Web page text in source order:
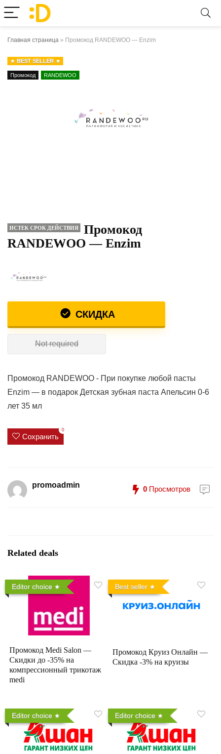
Главная страница » Промокод RANDEWOO — Enzim
BEST SELLER
Промокод RANDEWOO
ИСТЕК СРОК ДЕЙСТВИЯ
Промокод
RANDEWOO — Enzim
СКИДКА
Not required
Промокод RANDEWOO - При покупке любой пасты
Enzim — в подарок Детская зубная паста Апельсин 0-6
лет 35 мл
Сохранить
0
promoadmin 0 Просмотров
Related deals
Editor choice
Промокод Medi Salon —
Скидки до -35% на
компрессионный трикотаж
medi
Best seller
Промокод Круиз Онлайн —
Скидка -3% на круизы
Editor choice Editor choice